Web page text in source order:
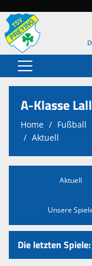
Home
Der Verein
Chronik
Ski
A-Klasse
Home Fußball
Aktuell
Aktuell
Unsere
Die letzten Spiele: